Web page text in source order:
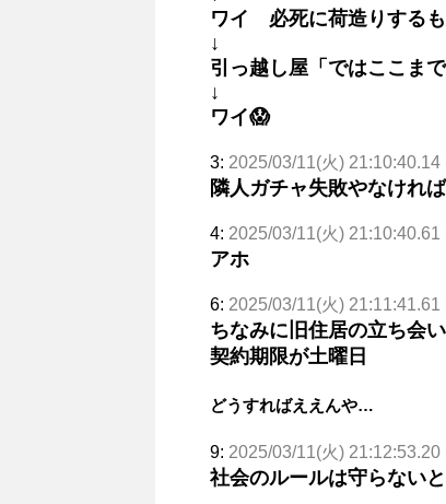
ワイ 必死に荷造りする
↓
引っ越し屋「ではここま
↓
ワイ😱
3: 2025/03/11(火) 21:10:40.14
隣人ガチャ失敗やなけれ
4: 2025/03/11(火) 21:10:40.61
アホ
6: 2025/03/11(火) 21:11:41.61
ちなみに旧住居の立ち会
契約期限が土曜日
どうすればええんや…
9: 2025/03/11(火) 21:12:53.20
社会のルールは守らない